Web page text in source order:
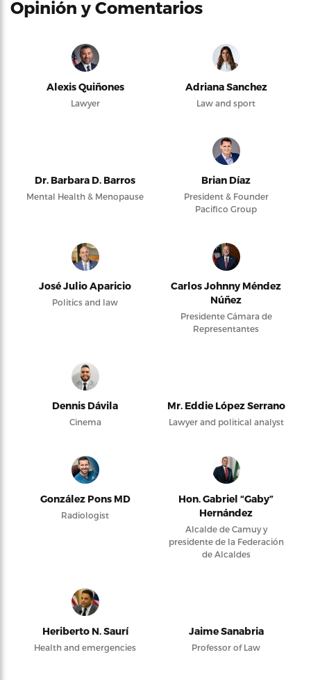
Opinión y Comentarios
Alexis Quiñones
Lawyer
Adriana Sanchez
Law and sport
Dr. Barbara D. Barros
Mental Health & Menopause
Brian Díaz
President & Founder
Pacifico Group
José Julio Aparicio
Politics and law
Carlos Johnny Méndez
Núñez
Presidente Cámara de
Representantes
Dennis Dávila
Cinema
Mr. Eddie López Serrano
Lawyer and political analyst
González Pons MD
Radiologist
Hon. Gabriel “Gaby”
Hernández
Alcalde de Camuy y
presidente de la Federación
de Alcaldes
Heriberto N. Saurí
Health and emergencies
Jaime Sanabria
Professor of Law